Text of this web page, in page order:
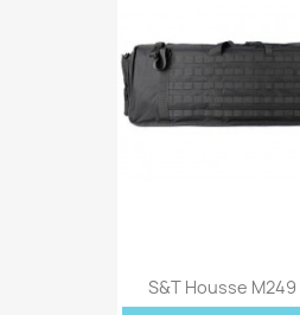
S&T Housse M249